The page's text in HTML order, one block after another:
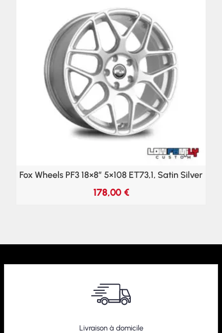
Fox Wheels PF3 18×8″ 5×108 ET73,1, Satin Silver
178,00 €
Livraison à domicile